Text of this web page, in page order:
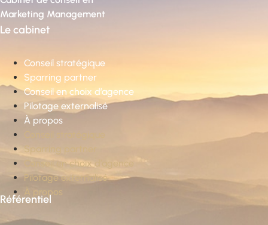
Marketing Management
Le cabinet
Conseil stratégique
Sparring partner
Conseil en choix d’agence
Pilotage externalisé
À propos
Sparring partner
Conseil en choix d’agence
Pilotage externalisé
À propos
Référentiel